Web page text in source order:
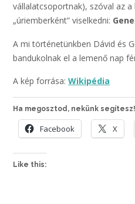
vállalatcsoportnak), szóval az
„úriemberként” viselkedni:
A mi történetünkben Dávid és
bandukolnak el a lemenő nap
A kép forrása: Wikipédia
Ha megosztod, nekünk segítesz!
Facebook X
Like this: